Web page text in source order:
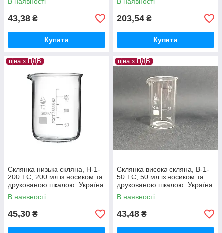
43,38 ₴
Купити
203,54 ₴
Купити
ціна з ПДВ
Склянка низька скляна, Н-1-
200 ТС, 200 мл із носиком та
друкованою шкалою. Україна
В наявності
45,30 ₴
ціна з ПДВ
Склянка висока скляна, В-1-
50 ТС, 50 мл із носиком та
друкованою шкалою. Україна
В наявності
43,48 ₴